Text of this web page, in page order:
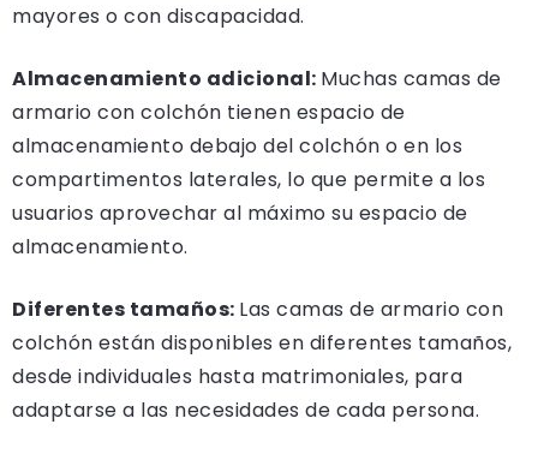
mayores o con discapacidad.
Almacenamiento adicional: Muchas camas de
armario con colchón tienen espacio de
almacenamiento debajo del colchón o en los
compartimentos laterales, lo que permite a los
usuarios aprovechar al máximo su espacio de
almacenamiento.
Diferentes tamaños: Las camas de armario con
colchón están disponibles en diferentes tamaños,
desde individuales hasta matrimoniales, para
adaptarse a las necesidades de cada persona.